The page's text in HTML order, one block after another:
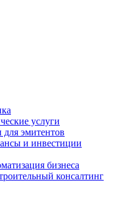
услуги
для эмитентов
и инвестиции
бизнеса
консалтинг